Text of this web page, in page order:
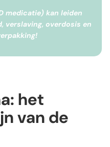
medicatie) kan leiden
verslaving, overdosis en
het
van de